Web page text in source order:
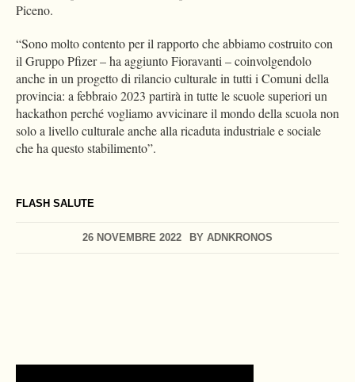
FLASH SALUTE
26 NOVEMBRE 2022 BY ADNKRONOS
Piceno.
“Sono molto contento per il rapporto che abbiamo costruito con
il Gruppo Pfizer – ha aggiunto Fioravanti – coinvolgendolo
anche in un progetto di rilancio culturale in tutti i Comuni della
provincia: a febbraio 2023 partirà in tutte le scuole superiori un
hackathon perché vogliamo avvicinare il mondo della scuola non
solo a livello culturale anche alla ricaduta industriale e sociale
che ha questo stabilimento”.